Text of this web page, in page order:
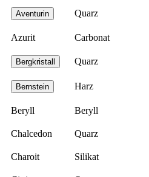
Aventurin Quarz
Azurit Carbonat
Bergkristall Quarz
Bernstein Harz
Beryll Beryll
Chalcedon Quarz
Charoit Silikat